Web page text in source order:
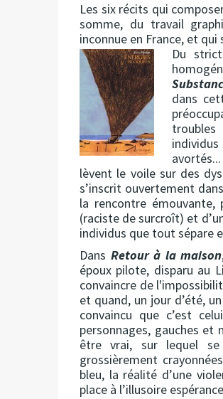
Les six récits qui
somme, du travail
inconnue en France, et
Du
dans
troubles
lèvent le voile sur des
s’inscrit ouvertement
la rencontre
(raciste de surcroît) et
individus que tout sépare
Dans Retour à la maison
époux pilote, disparu au
convaincre de
et quand, un jour d’été,
convaincu que c’est
personnages, gauches
être vrai, sur lequel se
grossièrement
bleu, la réalité d’une
place à l’illusoire